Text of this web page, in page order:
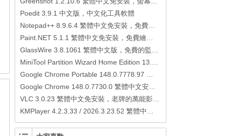
Poedit 3.9.1 中文版，中文化工具軟體